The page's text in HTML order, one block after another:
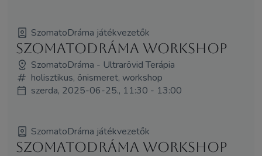
SzomatoDráma játékvezetők
SzomatoDráma Workshop
SzomatoDráma - Ultrarövid Terápia
holisztikus, önismeret, workshop
szerda, 2025-06-25., 11:30 - 13:00
SzomatoDráma játékvezetők
SzomatoDráma Workshop